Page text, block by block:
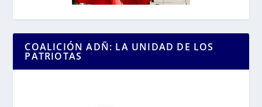
COALICIÓN ADÑ: LA UNIDAD DE LOS
PATRIOTAS